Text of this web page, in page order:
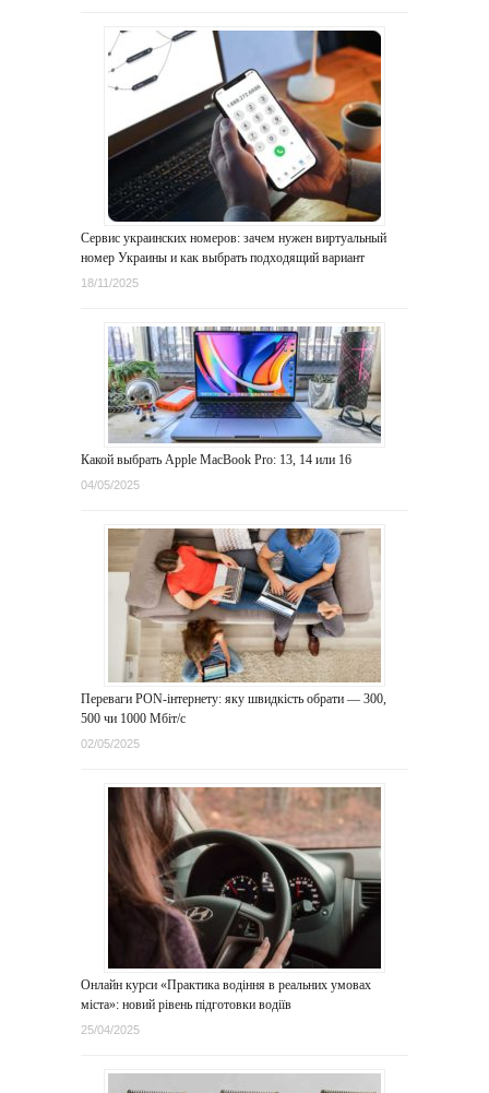
Сервис украинских номеров: зачем нужен виртуальный
номер Украины и как выбрать подходящий вариант
18/11/2025
Какой выбрать Apple MacBook Pro: 13, 14 или 16
04/05/2025
Переваги PON-інтернету: яку швидкість обрати — 300,
500 чи 1000 Мбіт/с
02/05/2025
Онлайн курси «Практика водіння в реальних умовах
міста»: новий рівень підготовки водіїв
25/04/2025